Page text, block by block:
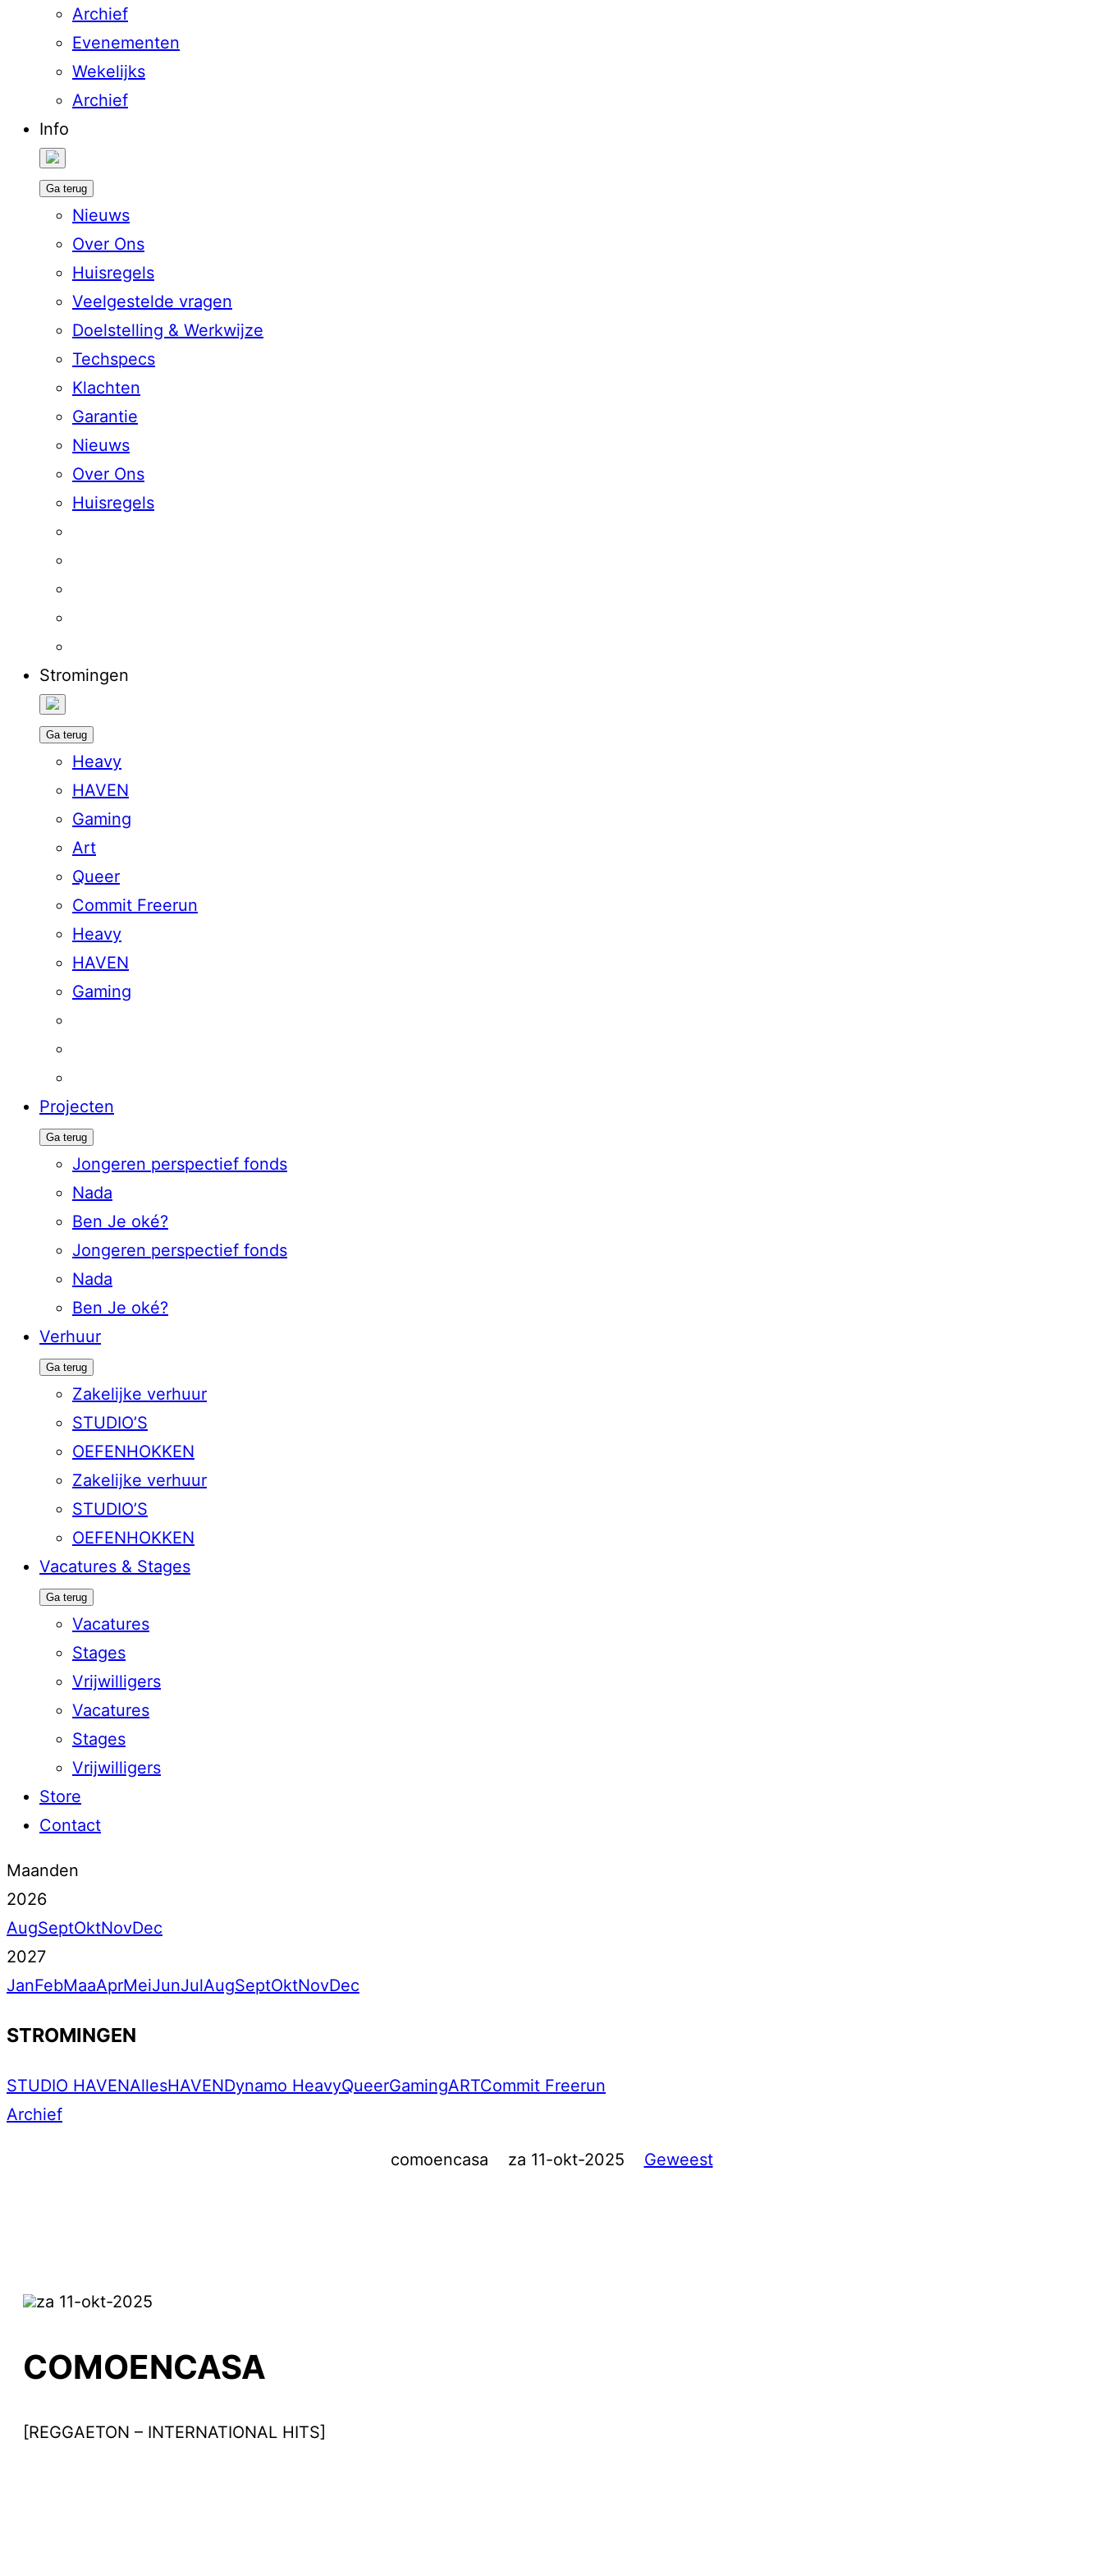
Archief
Evenementen
Wekelijks
Archief
Info
Ga terug
Nieuws
Over Ons
Huisregels
Veelgestelde vragen
Doelstelling & Werkwijze
Techspecs
Klachten
Garantie
Nieuws
Over Ons
Huisregels
Stromingen
Ga terug
Heavy
HAVEN
Gaming
Art
Queer
Commit Freerun
Heavy
HAVEN
Gaming
Projecten
Ga terug
Jongeren perspectief fonds
Nada
Ben Je oké?
Jongeren perspectief fonds
Nada
Ben Je oké?
Verhuur
Ga terug
Zakelijke verhuur
STUDIO’S
OEFENHOKKEN
Zakelijke verhuur
STUDIO’S
OEFENHOKKEN
Vacatures & Stages
Ga terug
Vacatures
Stages
Vrijwilligers
Vacatures
Stages
Vrijwilligers
Store
Contact
Maanden
2026
AugSeptOktNovDec
2027
JanFebMaaAprMeiJunJulAugSeptOktNovDec
STROMINGEN
STUDIO HAVENAllesHAVENDynamo HeavyQueerGamingARTCommit Freerun
Archief
comoencasa za 11-okt-2025 Geweest
za 11-okt-2025
COMOENCASA
[REGGAETON – INTERNATIONAL HITS]